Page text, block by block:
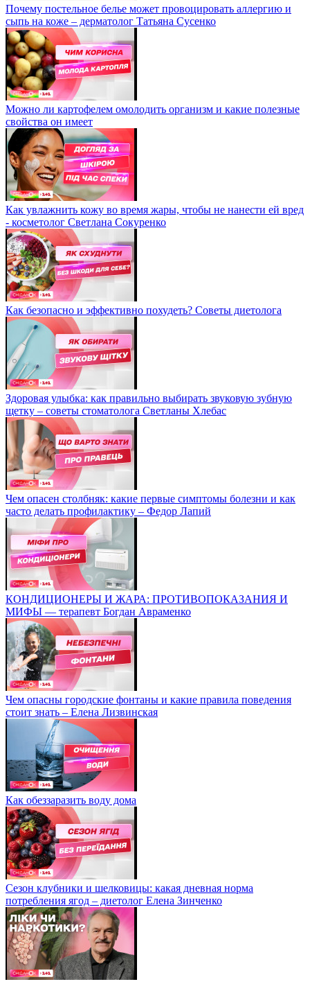
Почему постельное белье может провоцировать аллергию и
сыпь на коже – дерматолог Татьяна Сусенко
Можно ли картофелем омолодить организм и какие полезные
свойства он имеет
Как увлажнить кожу во время жары, чтобы не нанести ей вред
- косметолог Светлана Сокуренко
Как безопасно и эффективно похудеть? Советы диетолога
Здоровая улыбка: как правильно выбирать звуковую зубную
щетку – советы стоматолога Светланы Хлебас
Чем опасен столбняк: какие первые симптомы болезни и как
часто делать профилактику – Федор Лапий
КОНДИЦИОНЕРЫ И ЖАРА: ПРОТИВОПОКАЗАНИЯ И
МИФЫ — терапевт Богдан Авраменко
Чем опасны городские фонтаны и какие правила поведения
стоит знать – Елена Лизвинская
Как обеззаразить воду дома
Сезон клубники и шелковицы: какая дневная норма
потребления ягод – диетолог Елена Зинченко